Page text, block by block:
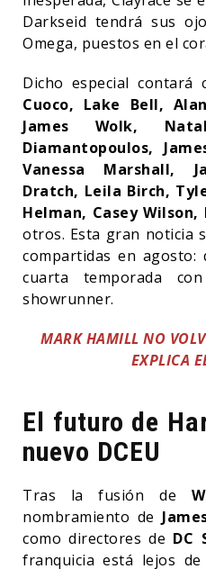
Darkseid tendrá sus
Omega, puestos en el
Dicho especial contará
Cuoco, Lake Bell,
James Wolk,
Diamantopoulos,
Vanessa Marshall,
Dratch, Leila Birch,
Helman, Casey
otros. Esta gran noticia
compartidas en
cuarta temporada
showrunner.
MARK HAMILL NO
EXPLICA
El futuro de
nuevo DCEU
Tras la fusión de
nombramiento de
como directores de DC
franquicia está lejos